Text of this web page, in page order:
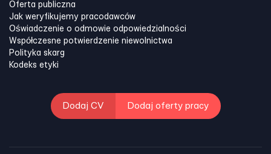
Oferta publiczna
Jak weryfikujemy pracodawców
Oświadczenie o odmowie odpowiedzialności
Współczesne potwierdzenie niewolnictwa
Polityka skarg
Kodeks etyki
Dodaj CV Dodaj oferty pracy